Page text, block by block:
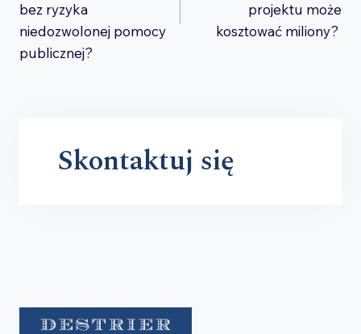
bez ryzyka
niedozwolonej pomocy
publicznej?
projektu może
kosztować miliony?
Skontaktuj się